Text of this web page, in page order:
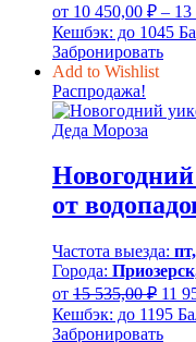
от 10 450,00 ₽ – 13
Кешбэк: до 1045
Забронировать
Add to Wishlist
Распродажа!
от
Частота выезда:
Города:
от 15 535,00₽
цена
11
Кешбэк: до 1195
Забронировать